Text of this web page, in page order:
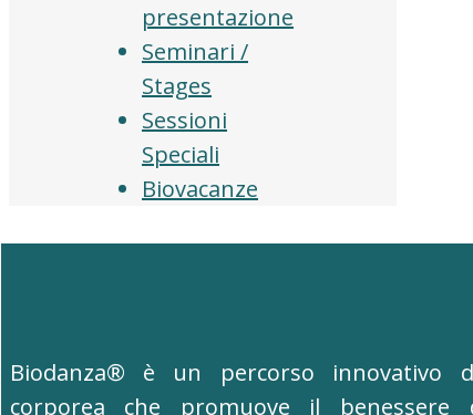
presentazione
Seminari /
Stages
Sessioni
Speciali
Biovacanze
Biodanza® è un percorso innovativo
corporea che promuove il benessere